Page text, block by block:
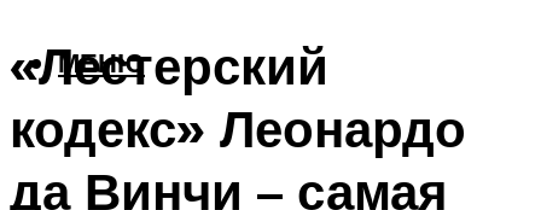
МЕНЮ
«Лестерский
кодекс» Леонардо
да Винчи – самая